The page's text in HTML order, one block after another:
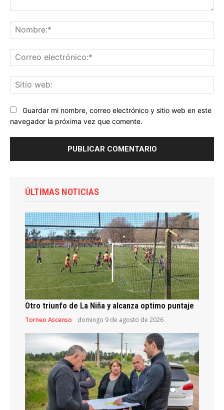
Guardar mi nombre, correo electrónico y sitio web en este
navegador la próxima vez que comente.
ÚLTIMAS NOTICIAS
Otro triunfo de La Niña y alcanza optimo puntaje
Torneo Ascenso domingo 9 de agosto de 2026